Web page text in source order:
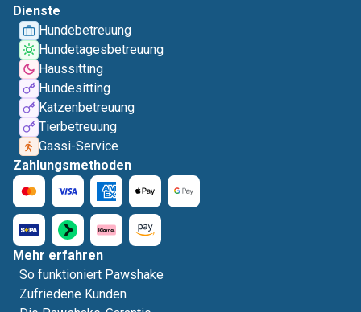
Dienste
Hundebetreuung
Hundetagesbetreuung
Haussitting
Hundesitting
Katzenbetreuung
Tierbetreuung
Gassi-Service
Zahlungsmethoden
Mehr erfahren
So funktioniert Pawshake
Zufriedene Kunden